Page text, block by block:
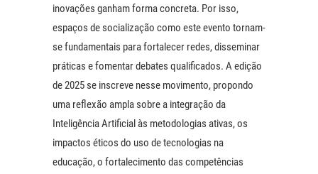
inovações ganham forma concreta. Por isso,
espaços de socialização como este evento tornam-
se fundamentais para fortalecer redes, disseminar
práticas e fomentar debates qualificados. A edição
de 2025 se inscreve nesse movimento, propondo
uma reflexão ampla sobre a integração da
Inteligência Artificial às metodologias ativas, os
impactos éticos do uso de tecnologias na
educação, o fortalecimento das competências